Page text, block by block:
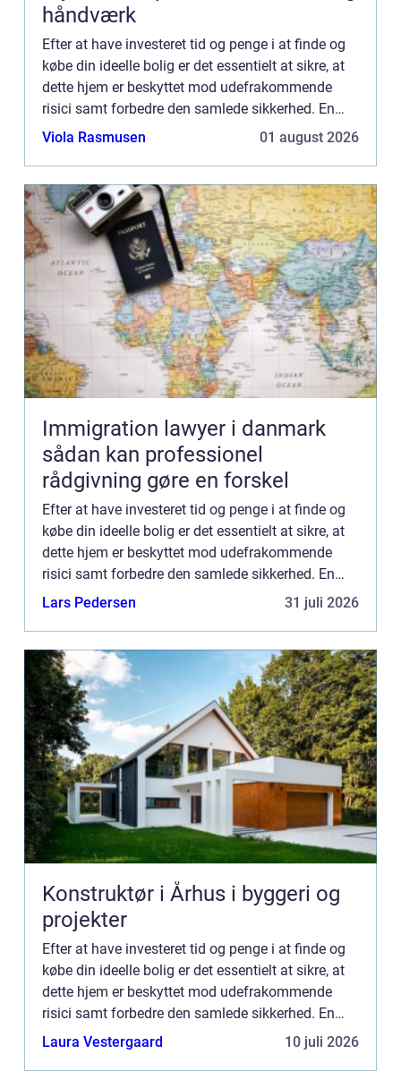
håndværk
Efter at have investeret tid og penge i at finde og
købe din ideelle bolig er det essentielt at sikre, at
dette hjem er beskyttet mod udefrakommende
risici samt forbedre den samlede sikkerhed. En
professionel og erfaren låsesmed spiller en vigtig
Viola Rasmusen 01 august 2026
Immigration lawyer i danmark
sådan kan professionel
rådgivning gøre en forskel
Efter at have investeret tid og penge i at finde og
købe din ideelle bolig er det essentielt at sikre, at
dette hjem er beskyttet mod udefrakommende
risici samt forbedre den samlede sikkerhed. En
professionel og erfaren låsesmed spiller en vigtig
Lars Pedersen 31 juli 2026
Konstruktør i Århus i byggeri og
projekter
Efter at have investeret tid og penge i at finde og
købe din ideelle bolig er det essentielt at sikre, at
dette hjem er beskyttet mod udefrakommende
risici samt forbedre den samlede sikkerhed. En
professionel og erfaren låsesmed spiller en vigtig
Laura Vestergaard 10 juli 2026